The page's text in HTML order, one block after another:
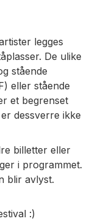
legges
De ulike
stående
eller stående
et begrenset
dessverre ikke
billetter eller
i programmet.
blir avlyst.
:)